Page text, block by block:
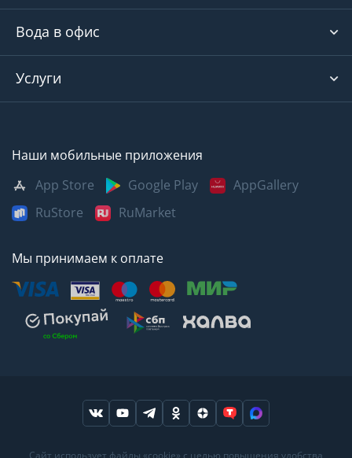
Вода в офис
Услуги
Наши мобильные приложения
App Store
Google Play
AppGallery
RuStore
RuMarket
Мы принимаем к оплате
Сайт использует файлы «cookie» с целью повышения удобства